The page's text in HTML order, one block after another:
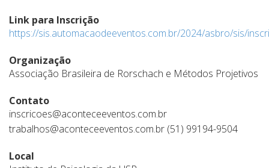
Link para Inscrição
https://sis.automacaodeeventos.com.br/2024/asbro/sis/
Organização
Associação Brasileira de Rorschach e Métodos Projetivos
Contato
inscricoes@aconteceeventos.com.br
trabalhos@aconteceeventos.com.br (51) 99194-9504
Local